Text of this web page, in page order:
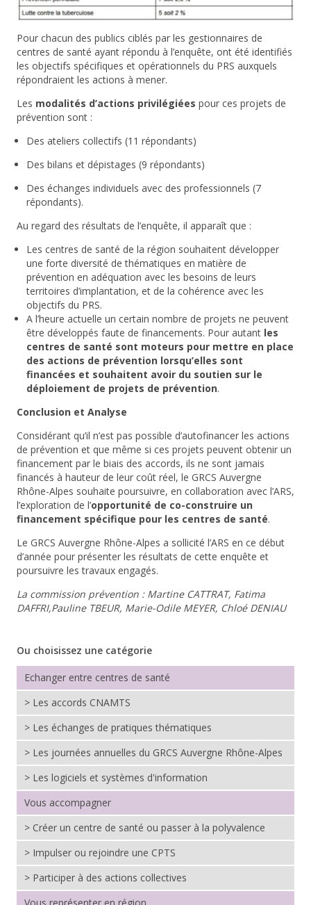
Pour chacun des publics ciblés par les gestionnaires de
centres de santé ayant répondu à l’enquête, ont été identifiés
les objectifs spécifiques et opérationnels du PRS auxquels
répondraient les actions à mener.
Les modalités d’actions privilégiées pour ces projets de
prévention sont :
Des ateliers collectifs (11 répondants)
Des bilans et dépistages (9 répondants)
Des échanges individuels avec des professionnels (7
répondants).
Au regard des résultats de l’enquête, il apparaît que :
Les centres de santé de la région souhaitent développer
une forte diversité de thématiques en matière de
prévention en adéquation avec les besoins de leurs
territoires d’implantation, et de la cohérence avec les
objectifs du PRS.
A l’heure actuelle un certain nombre de projets ne peuvent
être développés faute de financements. Pour autant les
centres de santé sont moteurs pour mettre en place
des actions de prévention lorsqu’elles sont
financées et souhaitent avoir du soutien sur le
déploiement de projets de prévention.
Conclusion et Analyse
Considérant qu’il n’est pas possible d’autofinancer les actions
de prévention et que même si ces projets peuvent obtenir un
financement par le biais des accords, ils ne sont jamais
financés à hauteur de leur coût réel, le GRCS Auvergne
Rhône-Alpes souhaite poursuivre, en collaboration avec l’ARS,
l’exploration de l’opportunité de co-construire un
financement spécifique pour les centres de santé.
Le GRCS Auvergne Rhône-Alpes a sollicité l’ARS en ce début
d’année pour présenter les résultats de cette enquête et
poursuivre les travaux engagés.
La commission prévention : Martine CATTRAT, Fatima
DAFFRI,Pauline TBEUR, Marie-Odile MEYER, Chloé DENIAU
Ou choisissez une catégorie
Echanger entre centres de santé
> Les accords CNAMTS
> Les échanges de pratiques thématiques
> Les journées annuelles du GRCS Auvergne Rhône-Alpes
> Les logiciels et systèmes d'information
Vous accompagner
> Créer un centre de santé ou passer à la polyvalence
> Impulser ou rejoindre une CPTS
> Participer à des actions collectives